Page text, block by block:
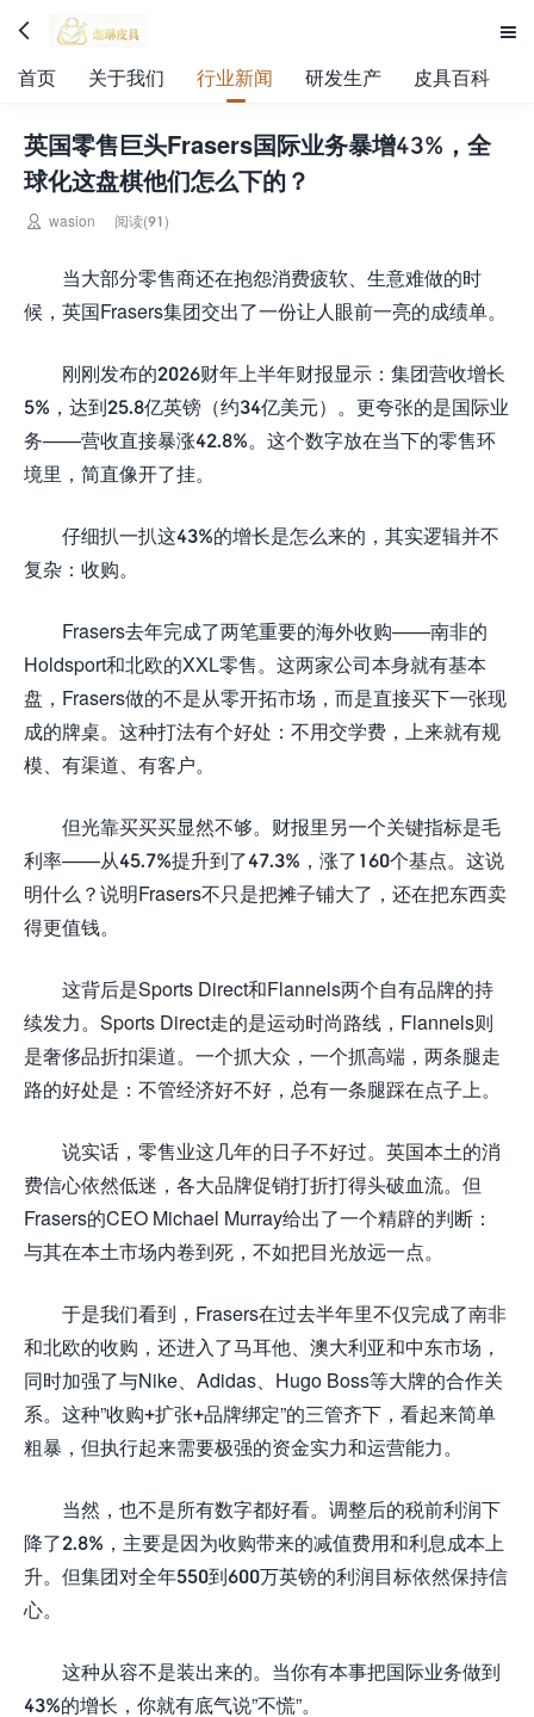
 
首页 关于我们 行业新闻 研发生产 皮具百科
英国零售巨头Frasers国际业务暴增43%，全
球化这盘棋他们怎么下的？
 wasion 阅读(91)
当大部分零售商还在抱怨消费疲软、生意难做的时
候，英国Frasers集团交出了一份让人眼前一亮的成绩单。
刚刚发布的2026财年上半年财报显示：集团营收增长
5%，达到25.8亿英镑（约34亿美元）。更夸张的是国际业
务——营收直接暴涨42.8%。这个数字放在当下的零售环
境里，简直像开了挂。
仔细扒一扒这43%的增长是怎么来的，其实逻辑并不
复杂：收购。
Frasers去年完成了两笔重要的海外收购——南非的
Holdsport和北欧的XXL零售。这两家公司本身就有基本
盘，Frasers做的不是从零开拓市场，而是直接买下一张现
成的牌桌。这种打法有个好处：不用交学费，上来就有规
模、有渠道、有客户。
但光靠买买买显然不够。财报里另一个关键指标是毛
利率——从45.7%提升到了47.3%，涨了160个基点。这说
明什么？说明Frasers不只是把摊子铺大了，还在把东西卖
得更值钱。
这背后是Sports Direct和Flannels两个自有品牌的持
续发力。Sports Direct走的是运动时尚路线，Flannels则
是奢侈品折扣渠道。一个抓大众，一个抓高端，两条腿走
路的好处是：不管经济好不好，总有一条腿踩在点子上。
说实话，零售业这几年的日子不好过。英国本土的消
费信心依然低迷，各大品牌促销打折打得头破血流。但
Frasers的CEO Michael Murray给出了一个精辟的判断：
与其在本土市场内卷到死，不如把目光放远一点。
于是我们看到，Frasers在过去半年里不仅完成了南非
和北欧的收购，还进入了马耳他、澳大利亚和中东市场，
同时加强了与Nike、Adidas、Hugo Boss等大牌的合作关
系。这种”收购+扩张+品牌绑定”的三管齐下，看起来简单
粗暴，但执行起来需要极强的资金实力和运营能力。
当然，也不是所有数字都好看。调整后的税前利润下
降了2.8%，主要是因为收购带来的减值费用和利息成本上
升。但集团对全年550到600万英镑的利润目标依然保持信
心。
这种从容不是装出来的。当你有本事把国际业务做到
43%的增长，你就有底气说”不慌”。